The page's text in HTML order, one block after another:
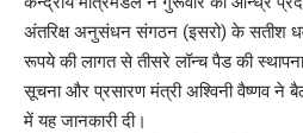
अंतरिक्ष अनुसंधन संगठन (इसरो) के सतीश
रूपये की लागत से तीसरे लॉन्च पैड की
सूचना और प्रसारण मंत्री अश्विनी वैष्णव ने
में यह जानकारी दी।